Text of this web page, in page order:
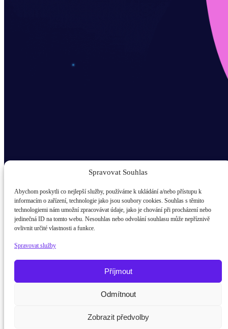
Spravovat Souhlas
Abychom poskytli co nejlepší služby, používáme k ukládání a/nebo přístupu k
informacím o zařízení, technologie jako jsou soubory cookies. Souhlas s těmito
technologiemi nám umožní zpracovávat údaje, jako je chování při procházení nebo
jedinečná ID na tomto webu. Nesouhlas nebo odvolání souhlasu může nepříznivě
ovlivnit určité vlastnosti a funkce.
Spravovat služby
Příjmout
Odmítnout
Zobrazit předvolby
Odběr novinek popup
E-mail
žák / student
Rodič
Potřebujete poradit?